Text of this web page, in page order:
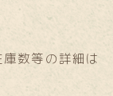
数等の詳細は